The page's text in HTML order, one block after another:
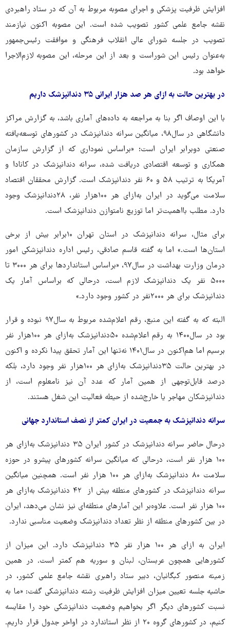
افزایش ظرفیت پزشکی و اجرای مصوبه مربوط به آن ‌که در ستاد راهبردی
نقشه جامع علمی کشور تصویب شده است. این مصوبه اکنون نیازمند
تصویب در جلسه شورای عالی انقلاب فرهنگی و موافقت رئیس‌جمهور
به‌عنوان رئیس این شوراست و بعد از این مرحله، این مصوبه لازم‌الاجرا
خواهد بود.
در بهترین حالت به ازای هر صد هزار ایرانی ۳۵ دندانپزشک داریم
با این اوصاف اگر بنا به مراجعه به داده‌های آماری باشد، به گزارش مراکز
دانشگاهی در سال۹۸، میانگین سرانه دندانپزشک در کشورهای توسعه‌یافته
صنعتی دوبرابر ایران است؛ «براساس نموداری که از گزارش سازمان
همکاری و توسعه اقتصادی دریافت شده، سرانه دندانپزشک در کانادا و
آمریکا به ترتیب ۵۸ و ۶۰ نفر دندانپزشک است. گزارش محققان اقتصاد
سلامت می‌گوید در ایران به‌ازای هر ۱۰۰هزار نفر، ۲۸دندانپزشک وجود
دارد. مطلب بااهمیت‌تر اما توزیع نامتوازن دندانپزشک است.
برای مثال، سرانه دندانپزشک در استان تهران ۱۰برابر بیش از برخی
استان‌ها است.» اما به گفته قاسم صادقی، رئیس اداره دندانپزشکی امور
درمان وزارت بهداشت در سال۹۷، «براساس استانداردها برای هر ۳۰۰۰ تا
۵۰۰۰ نفر یک دندانپزشک لازم است، درحالی که براساس آمار یک
دندانپزشک برای هر ۲۰۰۰نفر در کشور وجود دارد.»
البته که به گفته این منبع، رقم اعلام‌شده مربوط به سال۹۷ نبوده و قرار
بود در سال۱۴۰۰ به رقم اعلام‌شده ۵۰دندانپزشک به‌ازای هر ۱۰۰هزار نفر
برسیم اما هم‌اکنون در سال۱۴۰۱ نه‌تنها این آمار تحقق پیدا نکرده و اکنون
در بهترین حالت ۳۵دندانپزشک به‌ازای هر ۱۰۰هزار نفر وجود دارد، بلکه
درصد قابل‌توجهی از همین آمار که عدد آن نیز نامعلوم است، از
دندانپزشکان مهاجر یا خارج‌شده از حیطه فعالیت این شغل هستند.
سرانه دندانپزشک به جمعیت در ایران کمتر از نصف استاندارد جهانی
درحال حاضر سرانه دندانپزشک در کشور ایران ۳۵ دندانپزشک به‌ازای هر
۱۰۰ هزار نفر است، درحالی که میانگین سرانه کشورهای پیشرو در حوزه
سلامت ۸۰ دندانپزشک به‌ازای هر ۱۰۰ هزار نفر است. همچنین میانگین
سرانه دندانپزشک در کشورهای منطقه بیش از ۴۲ دندانپزشک به‌ازای هر
۱۰۰ هزار نفر است. علاوه‌بر این آمارهای منطقه‌ای نیز نشان می‌دهد، ایران
در بین کشورهای منطقه از نظر تعداد دندانپزشک وضعیت مناسبی ندارد.
ایران به ازای هر ۱۰۰ هزار نفر ۳۵ دندانپزشک دارد. این میزان از
کشورهایی همچون عربستان، لبنان و سوریه هم کمتر است. در همین
زمینه منصور کبگانیان، دبیر ستاد راهبری نقشه جامع علمی کشور، در
حاشیه جلسه تعیین میزان افزایش ظرفیت رشته دندانپزشکی گفت: «ما به
نسبت کشورهای دیگر اگر بخواهیم وضعیت دندانپزشکی خود را مقایسه
کنیم، در کشورهای گروه ۲۰ از نظر استاندارد در اواخر جدول قرار داریم.